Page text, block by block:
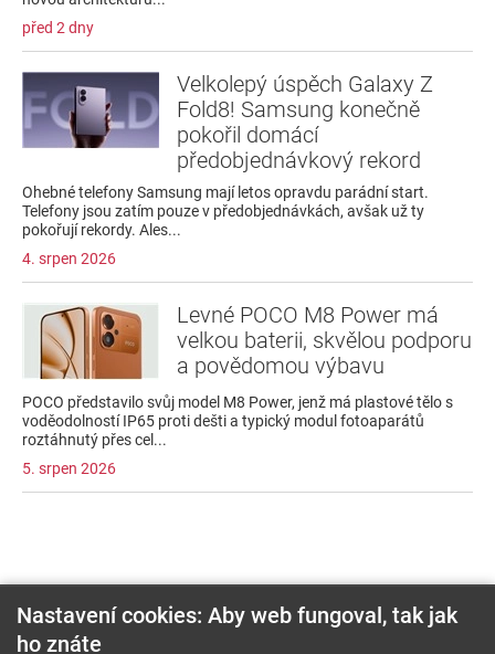
před 2 dny
Velkolepý úspěch Galaxy Z
Fold8! Samsung konečně
pokořil domácí
předobjednávkový rekord
Ohebné telefony Samsung mají letos opravdu parádní start.
Telefony jsou zatím pouze v předobjednávkách, avšak už ty
pokořují rekordy. Ales...
4. srpen 2026
Levné POCO M8 Power má
velkou baterii, skvělou podporu
a povědomou výbavu
POCO představilo svůj model M8 Power, jenž má plastové tělo s
voděodolností IP65 proti dešti a typický modul fotoaparátů
roztáhnutý přes cel...
5. srpen 2026
Nastavení cookies: Aby web fungoval, tak jak
ho znáte